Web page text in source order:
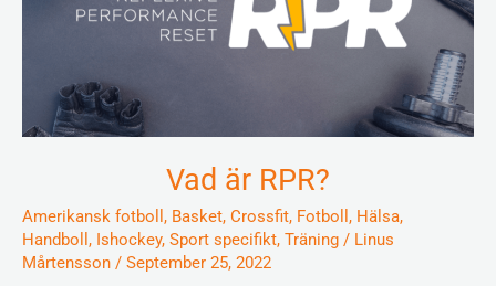
Vad är RPR?
Amerikansk fotboll , Basket, Crossfit, Fotboll , Hälsa,
Handboll , Ishockey, Sport specifikt, Träning / Linus
Mårtensson / September 25, 2022